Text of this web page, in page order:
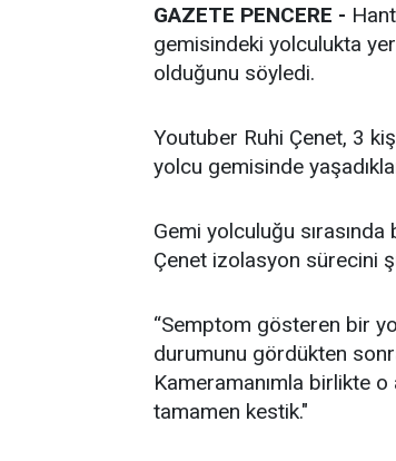
GAZETE PENCERE -
gemisindeki yolculukta
olduğunu söyledi.
Youtuber Ruhi Çenet, 3
yolcu gemisinde
Gemi yolculuğu
Çenet izolasyon sürecini
“Semptom gösteren bir
durumunu gördükten
Kameramanımla birlikte o
tamamen kestik."